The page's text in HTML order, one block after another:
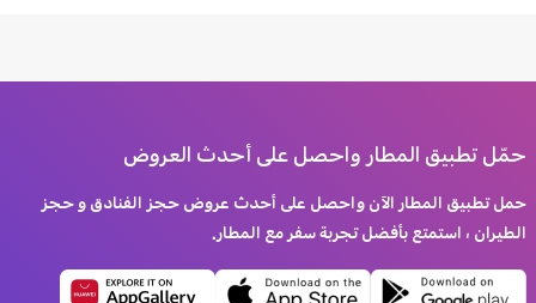
حمّل تطبيق المطار واحصل على أحدث العروض
حمل تطبيق المطار الآن واحصل على أحدث عروض حجز الفنادق و حجز
الطيران ، استمتع بأفضل تجربة سفر مع المطار.